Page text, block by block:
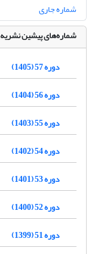
شماره جاری
شماره‌های پیشین نشریه
دوره 57 (1405)
دوره 56 (1404)
دوره 55 (1403)
دوره 54 (1402)
دوره 53 (1401)
دوره 52 (1400)
دوره 51 (1399)